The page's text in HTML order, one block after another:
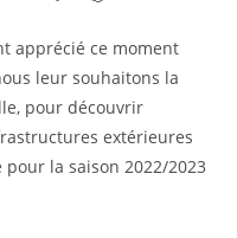
apprécié ce moment
leur souhaitons la
pour découvrir
extérieures
la saison 2022/2023